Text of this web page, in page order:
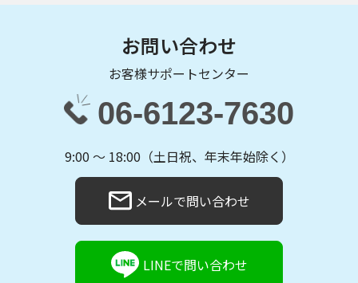
お問い合わせ
お客様サポートセンター
06-6123-7630
9:00 〜 18:00（土日祝、年末年始除く）
メールで問い合わせ
LINEで問い合わせ